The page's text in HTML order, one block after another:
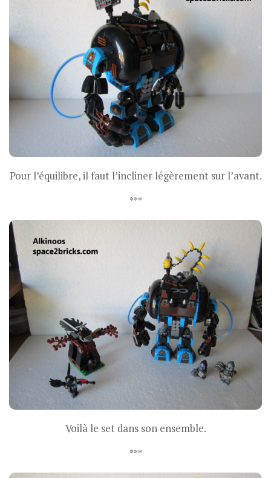
Pour l’équilibre, il faut l’incliner légèrement sur l’avant.
***
Voilà le set dans son ensemble.
***